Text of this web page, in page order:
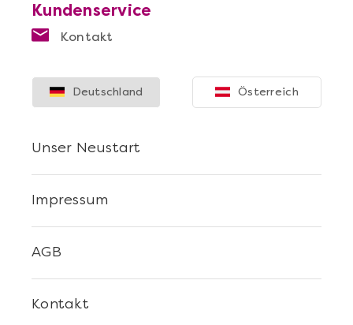
Kundenservice
Kontakt
Kontakt
AGB
Impressum
Unser Neustart
Deutschland Österreich